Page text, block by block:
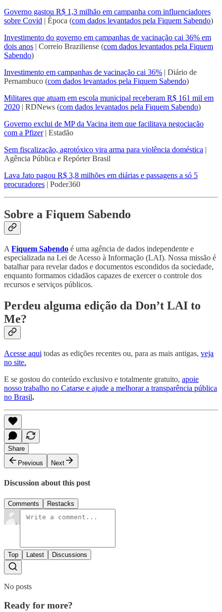
Governo gastou R$ 1,3 milhão em campanha com influenciadores
sobre Covid | Época (com dados levantados pela Fiquem Sabendo)
Investimento do governo em campanhas de vacinação cai 36% em
dois anos | Correio Braziliense (com dados levantados pela Fiquem
Sabendo)
Investimento em campanhas de vacinação cai 36% | Diário de
Pernambuco (com dados levantados pela Fiquem Sabendo)
Militares que atuam em escola municipal receberam R$ 161 mil em
2020 | RDNews (com dados levantados pela Fiquem Sabendo)
Governo exclui de MP da Vacina item que facilitava negociação
com a Pfizer| Estadão
Sem fiscalização, agrotóxico vira arma para violência doméstica |
Agência Pública e Repórter Brasil
Lava Jato pagou R$ 3,8 milhões em diárias e passagens a só 5
procuradores | Poder360
Sobre a Fiquem Sabendo
A Fiquem Sabendo é uma agência de dados independente e
especializada na Lei de Acesso à Informação (LAI). Nossa missão é
batalhar para revelar dados e documentos escondidos da sociedade,
enquanto formamos cidadãos capazes de exercer o controle dos
recursos e serviços públicos.
Perdeu alguma edição da Don’t LAI to
Me?
Acesse aqui todas as edições recentes ou, para as mais antigas, veja
no site.
E se gostou do conteúdo exclusivo e totalmente gratuito, apoie
nosso trabalho no Catarse e ajude a melhorar a transparência pública
no Brasil.
Share
Previous
Next
Discussion about this post
Comments Restacks
Top Latest Discussions
No posts
Ready for more?